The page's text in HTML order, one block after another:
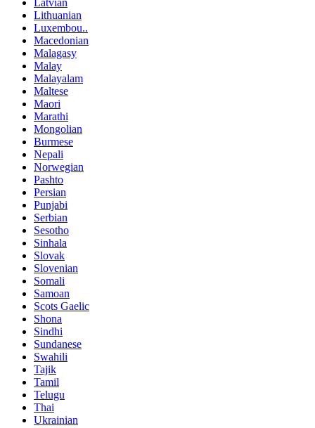
Lithuanian
Luxembou..
Macedonian
Malagasy
Malay
Malayalam
Maltese
Maori
Marathi
Mongolian
Burmese
Nepali
Norwegian
Pashto
Persian
Punjabi
Serbian
Sesotho
Sinhala
Slovak
Slovenian
Somali
Samoan
Scots Gaelic
Shona
Sindhi
Sundanese
Swahili
Tajik
Tamil
Telugu
Thai
Ukrainian